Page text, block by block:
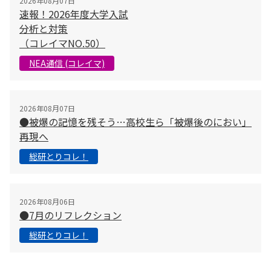
速報！2026年度大学入試
分析と対策
（コレイマNO.50）
NEA通信 (コレイマ)
2026年08月07日
●被爆の記憶を残そう…高校生ら「被爆後のにおい」
再現へ
総研とりコレ！
2026年08月06日
●7月のリフレクション
総研とりコレ！